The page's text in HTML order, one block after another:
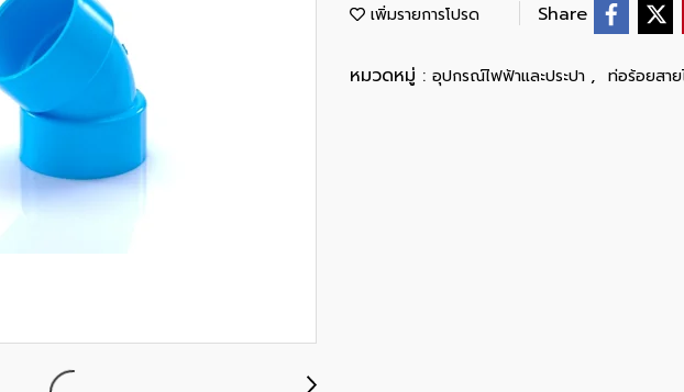
เพิ่มรายการโปรด Share
หมวดหมู่ : อุปกรณ์ไฟฟ้าและประปา , ท่อร้อยส